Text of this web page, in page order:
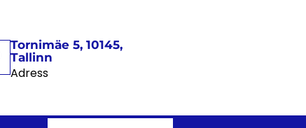
Tornimäe 5, 10145,
Tallinn
Adress